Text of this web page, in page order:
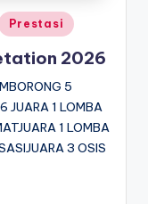
Prestasi
2026
5
JUARA 1 LOMBA
1 LOMBA
3 OSIS